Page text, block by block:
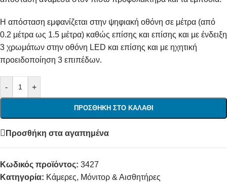
Η απόσταση εμφανίζεται στην ψηφιακή οθόνη σε μέτρα (από
0.2 μέτρα ως 1.5 μέτρα) καθώς επίσης και επίσης και με ένδειξη
3 χρωμάτων στην οθόνη LED και επίσης και με ηχητική
προειδοποίηση 3 επιπέδων.
- +
ΠΡΟΣΘΉΚΗ ΣΤΟ ΚΑΛΆΘΙ
Προσθήκη στα αγαπημένα
Κωδικός προϊόντος: 3427
Κατηγορία: Κάμερες, Μόνιτορ & Αισθητήρες